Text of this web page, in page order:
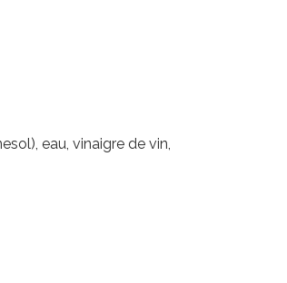
eau, vinaigre de vin,